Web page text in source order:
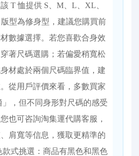
T 恤提供 S、M、L、XL、
型為修身型，建議您購買前
數據選擇。若您喜歡合身效
著尺碼選購；若偏愛稍寬松
材處於兩個尺碼臨界值，建
從用戶評價來看，多數買家
」，但不同身形對尺碼的感受
也可咨詢淘集運代購客服，
肩寬等信息，獲取更精準的
款式挑選：商品有黑色和黑色